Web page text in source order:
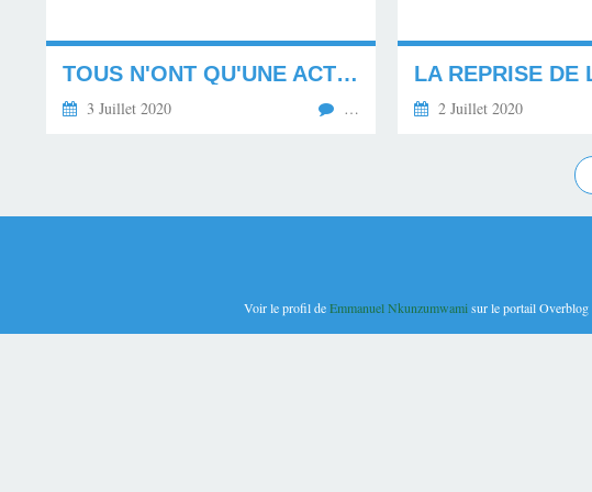
TOUS N'ONT QU'UNE ACTUALITÉ : LE REMANIEMENT...
3 Juillet 2020 … 2 Juillet 2020
Voir le profil deEmmanuel Nkunzumwami sur le portail Overblog